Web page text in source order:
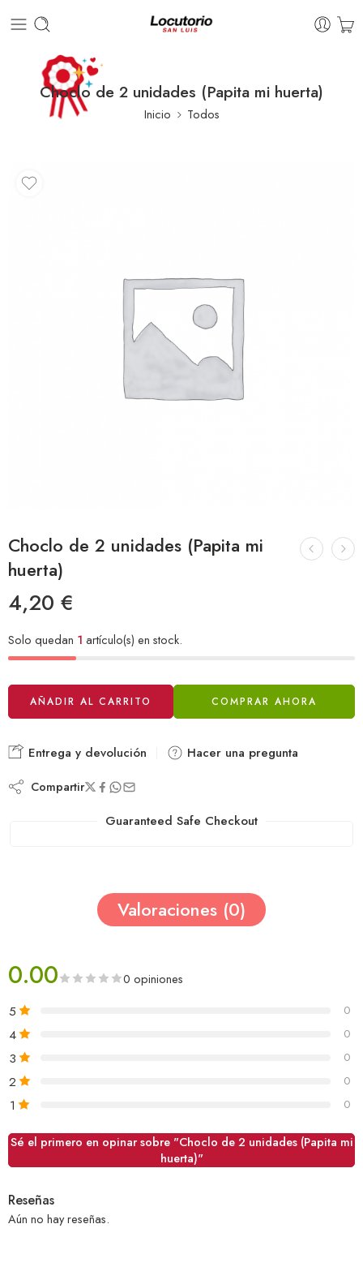
Choclo de 2 unidades (Papita mi huerta)
Inicio Todos
Choclo de 2 unidades (Papita mi
huerta)
4,20 €
Solo quedan 1 artículo(s) en stock.
AÑADIR AL CARRITO COMPRAR AHORA
Alternative:
Entrega y devolución Hacer una pregunta
Compartir
Guaranteed Safe Checkout
Valoraciones (0)
0.00 0 opiniones
5 0
4 0
3 0
2 0
1 0
Sé el primero en opinar sobre "Choclo de 2 unidades (Papita mi
huerta)"
Reseñas
Aún no hay reseñas.